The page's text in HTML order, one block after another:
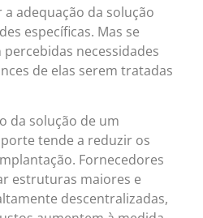
adequação da solução
específicas. Mas se
necessidades
de elas serem tratadas
da solução de um
tende a reduzir os
Fornecedores
estruturas maiores e
descentralizadas,